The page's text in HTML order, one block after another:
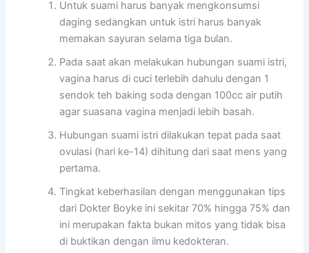
Untuk suami harus banyak mengkonsumsi
daging sedangkan untuk istri harus banyak
memakan sayuran selama tiga bulan.
Pada saat akan melakukan hubungan suami istri,
vagina harus di cuci terlebih dahulu dengan 1
sendok teh baking soda dengan 100cc air putih
agar suasana vagina menjadi lebih basah.
Hubungan suami istri dilakukan tepat pada saat
ovulasi (hari ke-14) dihitung dari saat mens yang
pertama.
Tingkat keberhasilan dengan menggunakan tips
dari Dokter Boyke ini sekitar 70% hingga 75% dan
ini merupakan fakta bukan mitos yang tidak bisa
di buktikan dengan ilmu kedokteran.